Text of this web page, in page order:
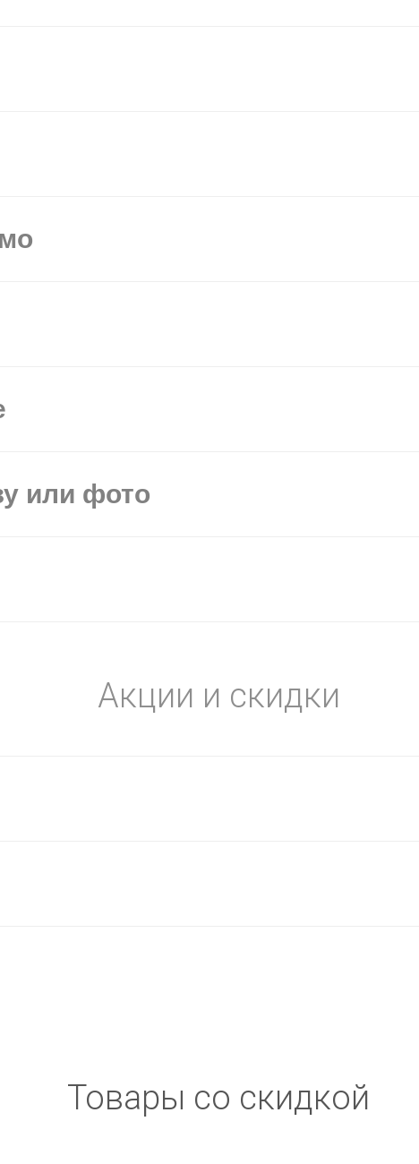
или фото
Акции и скидки
Товары со скидкой